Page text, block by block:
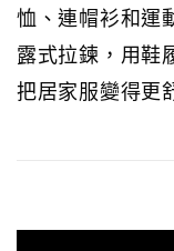
恤、連帽衫和運
露式拉鍊，用鞋
把居家服變得更